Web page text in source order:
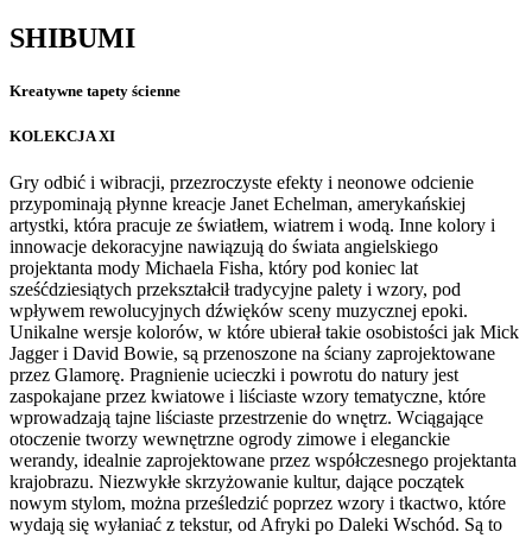
SHIBUMI
Kreatywne tapety ścienne
KOLEKCJA XI
Gry odbić i wibracji, przezroczyste efekty i neonowe odcienie
przypominają płynne kreacje Janet Echelman, amerykańskiej
artystki, która pracuje ze światłem, wiatrem i wodą. Inne kolory i
innowacje dekoracyjne nawiązują do świata angielskiego
projektanta mody Michaela Fisha, który pod koniec lat
sześćdziesiątych przekształcił tradycyjne palety i wzory, pod
wpływem rewolucyjnych dźwięków sceny muzycznej epoki.
Unikalne wersje kolorów, w które ubierał takie osobistości jak Mick
Jagger i David Bowie, są przenoszone na ściany zaprojektowane
przez Glamorę. Pragnienie ucieczki i powrotu do natury jest
zaspokajane przez kwiatowe i liściaste wzory tematyczne, które
wprowadzają tajne liściaste przestrzenie do wnętrz. Wciągające
otoczenie tworzy wewnętrzne ogrody zimowe i eleganckie
werandy, idealnie zaprojektowane przez współczesnego projektanta
krajobrazu. Niezwykłe skrzyżowanie kultur, dające początek
nowym stylom, można prześledzić poprzez wzory i tkactwo, które
wydają się wyłaniać z tekstur, od Afryki po Daleki Wschód. Są to